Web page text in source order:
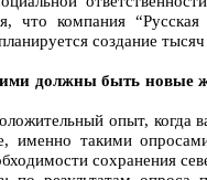
компания
создание
должны быть новые
опыт,
именно такими
сохранения